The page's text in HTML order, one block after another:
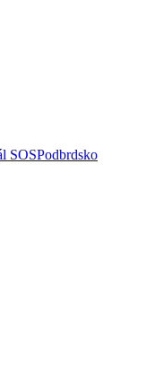
SOSPodbrdsko